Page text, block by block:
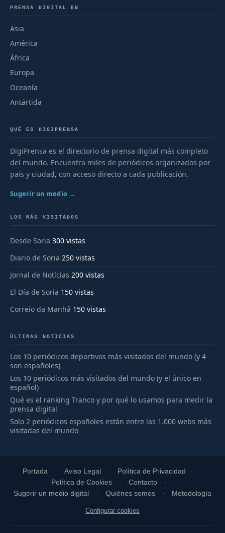
PRENSA DIGITAL EN
Asia
América
África
Europa
Oceanía
Antártida
QUÉ ES DIGIPRENSA
DigiPrensa es el directorio de prensa digital más completo
del mundo. Encuentra miles de periódicos organizados por
país y ciudad, con acceso directo a cada publicación.
Sugerir un medio →
LOS MÁS VISITADOS
Desde Soria 300 vistas
Diario de Soria 250 vistas
Jornal de Notícias 200 vistas
El Día de Soria 150 vistas
Correio da Manhã 150 vistas
ÚLTIMAS NOTICIAS
Los 10 periódicos deportivos más visitados del mundo (y 4
son españoles)
Los 10 periódicos más visitados del mundo (y el único en
español)
Qué es el ranking Tranco y por qué lo usamos para medir la
prensa digital
Solo 2 periódicos españoles están entre las 1.000 webs más
visitadas del mundo
Portada Aviso Legal
Política de Privacidad
Política de Cookies
Contacto
Sugerir un medio digital
Quiénes somos Metodología
Configurar cookies